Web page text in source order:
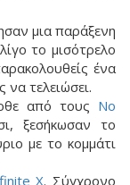
μια παράξενη
το μισότρελο
ένα
να τελειώσει.
από τους No
ξεσήκωσαν το
με το κομμάτι
X. Σύγχρονο